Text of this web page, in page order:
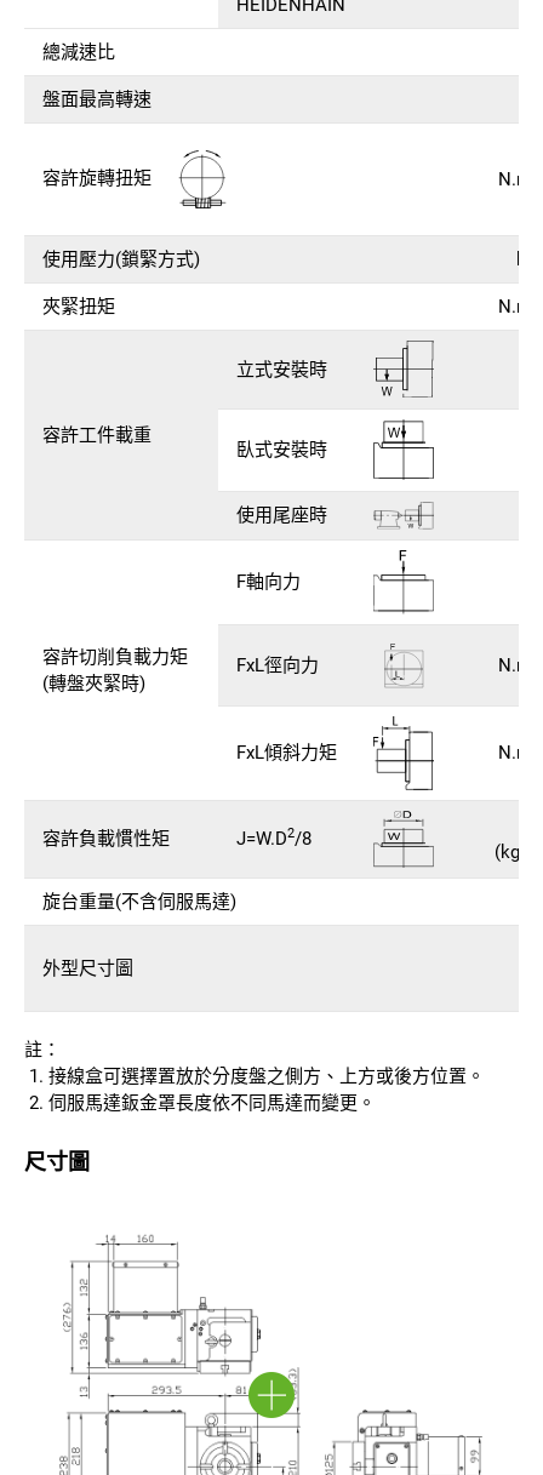
HEIDENHAIN
總減速比
盤面最高轉速
容許旋轉扭矩 N.m
使用壓力(鎖緊方式)
夾緊扭矩 N.m
容許工件載重
立式安裝時
臥式安裝時
使用尾座時
容許切削負載力矩
(轉盤夾緊時)
F軸向力
FxL徑向力 N.m
FxL傾斜力矩 N.m
容許負載慣性矩 J=W.D2/8
旋台重量(不含伺服馬達)
外型尺寸圖
註：
接線盒可選擇置放於分度盤之側方、上方或後方位置。
伺服馬達鈑金罩長度依不同馬達而變更。
尺寸圖